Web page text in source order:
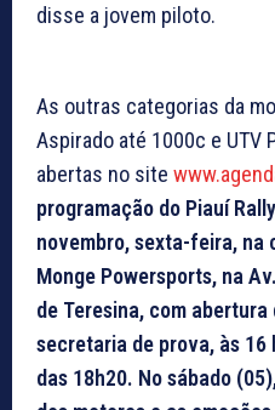
disse a jovem piloto.
As outras categorias da
Aspirado até 1000c e UTV
abertas no site
programação do Piauí
novembro, sexta-feira, na
Monge Powersports, na
de Teresina, com
secretaria de prova, às
das 18h20. No sábado